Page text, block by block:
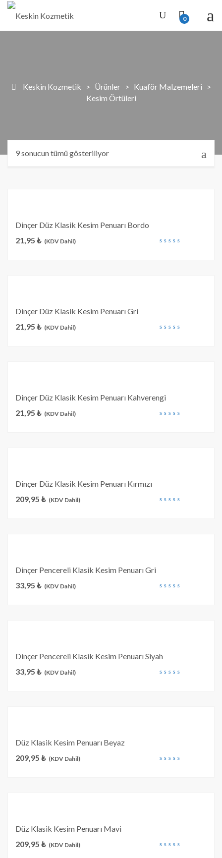
0
Keskin Kozmetik > Ürünler > Kuaför Malzemeleri
>
Kesim Örtüleri
9 sonucun tümü gösteriliyor
Dinçer Düz Klasik Kesim Penuarı Bordo
21,95 ₺ (KDV Dahil)
Dinçer Düz Klasik Kesim Penuarı Gri
21,95 ₺ (KDV Dahil)
Dinçer Düz Klasik Kesim Penuarı Kahverengi
21,95 ₺ (KDV Dahil)
Dinçer Düz Klasik Kesim Penuarı Kırmızı
209,95 ₺ (KDV Dahil)
Dinçer Pencereli Klasik Kesim Penuarı Gri
33,95 ₺ (KDV Dahil)
Dinçer Pencereli Klasik Kesim Penuarı Siyah
33,95 ₺ (KDV Dahil)
Düz Klasik Kesim Penuarı Beyaz
209,95 ₺ (KDV Dahil)
Düz Klasik Kesim Penuarı Mavi
209,95 ₺ (KDV Dahil)